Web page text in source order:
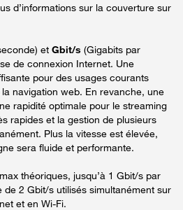
d’informations sur la couverture sur
et Gbit/s (Gigabits par
de connexion Internet. Une
pour des usages courants
navigation web. En revanche, une
rapidité optimale pour le streaming
rapides et la gestion de plusieurs
Plus la vitesse est élevée,
sera fluide et performante.
théoriques, jusqu’à 1 Gbit/s par
de 2 Gbit/s utilisés simultanément sur
et en Wi-Fi.